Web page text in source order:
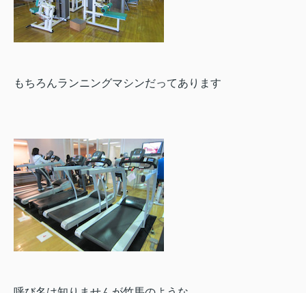
もちろんランニングマシンだってあります